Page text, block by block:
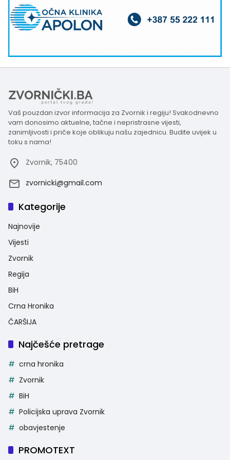
Vaš pouzdan izvor informacija za Zvornik i regiju! Svakodnevno
vam donosimo aktuelne, tačne i nepristrasne vijesti,
zanimljivosti i priče koje oblikuju našu zajednicu. Budite uvijek u
toku s nama!
Zvornik, 75400
zvornicki@gmail.com
Kategorije
Najnovije
Vijesti
Zvornik
Regija
BiH
Crna Hronika
ČARŠIJA
Najčešće pretrage
crna hronika
Zvornik
BiH
Policijska uprava Zvornik
obavjestenje
PROMOTEXT